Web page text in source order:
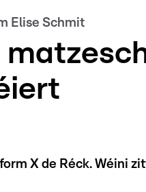
Elise Schmit
X de Réck. Wéini